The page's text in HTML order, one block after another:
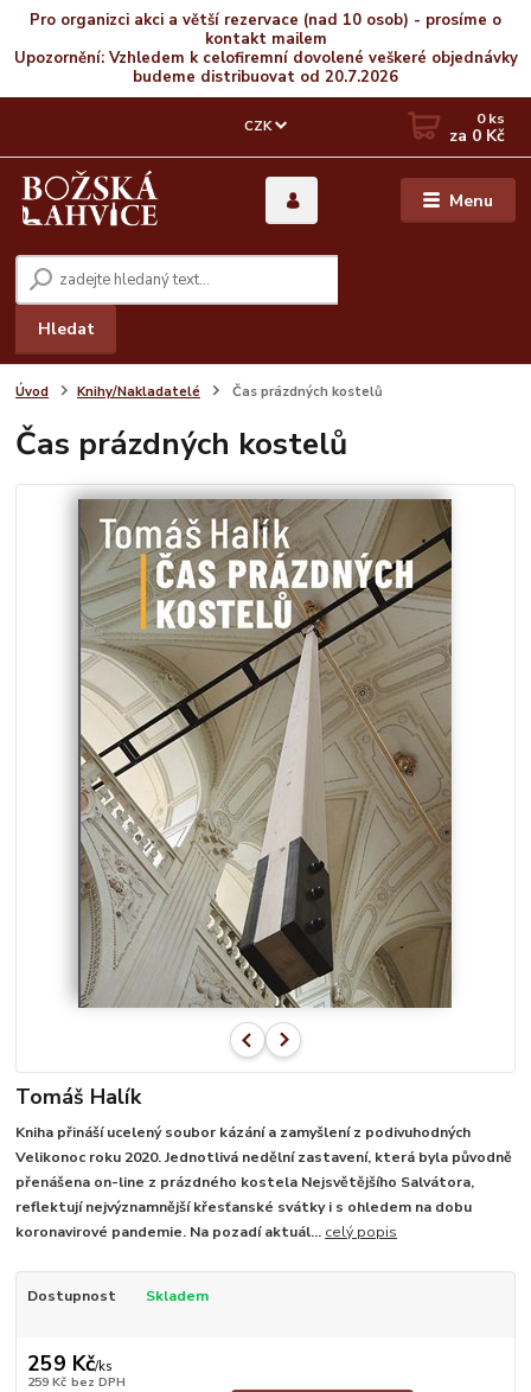
Pro organizci akci a větší rezervace (nad 10 osob) - prosíme o
kontakt mailem
Upozornění: Vzhledem k celofiremní dovolené veškeré objednávky
budeme distribuovat od 20.7.2026
Menu
CZK
Hledat
0ks
za 0 Kč
Úvod Knihy/Nakladatelé Čas prázdných kostelů
Čas prázdných kostelů
Tomáš Halík
Kniha přináší ucelený soubor kázání a zamyšlení z podivuhodných
Velikonoc roku 2020. Jednotlivá nedělní zastavení, která byla původně
přenášena on-line z prázdného kostela Nejsvětějšího Salvátora,
reflektují nejvýznamnější křesťanské svátky i s ohledem na dobu
koronavirové pandemie. Na pozadí aktuál... celý popis
Dostupnost Skladem
259 Kč/ks
259 Kč bez DPH